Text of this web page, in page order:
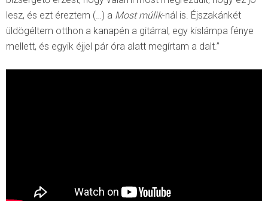
lesz, és ezt éreztem (…) a Most múlik-nál is. Éjszakánkét
üldögéltem otthon a kanapén a gitárral, egy kislámpa fénye
mellett, és egyik éjjel pár óra alatt megírtam a dalt.”